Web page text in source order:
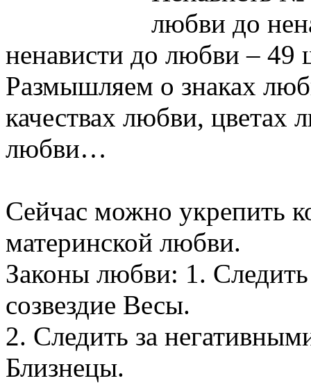
любви до
ненависти до любви – 49
Размышляем о знаках
качествах любви, цветах
любви…
Сейчас можно укрепить
материнской любви.
Законы любви: 1.
созвездие Весы.
2. Следить за
Близнецы.